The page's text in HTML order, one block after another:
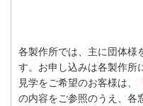
各製作所では、主に団体様
す。お申し込みは各製作所
見学をご希望のお客様は、
の内容をご参照のうえ、各